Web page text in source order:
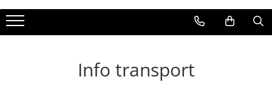
CARIOCI
Info transport